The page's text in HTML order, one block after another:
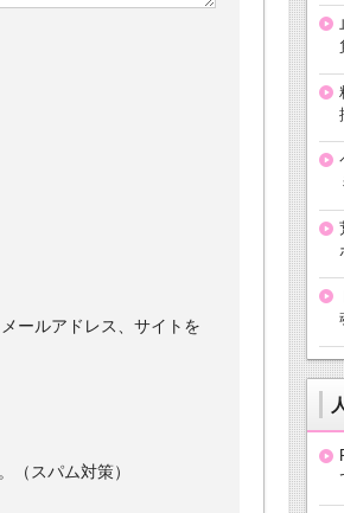
ールアドレス、サイトを
（スパム対策）